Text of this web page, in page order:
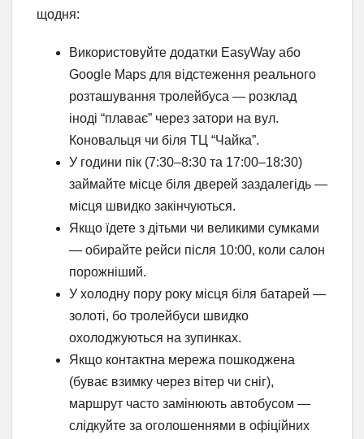
щодня:
Використовуйте додатки EasyWay або
Google Maps для відстеження реального
розташування тролейбуса — розклад
іноді “плаває” через затори на вул.
Коновальця чи біля ТЦ “Чайка”.
У години пік (7:30–8:30 та 17:00–18:30)
займайте місце біля дверей заздалегідь —
місця швидко закінчуються.
Якщо їдете з дітьми чи великими сумками
— обирайте рейси після 10:00, коли салон
порожніший.
У холодну пору року місця біля батарей —
золоті, бо тролейбуси швидко
охолоджуються на зупинках.
Якщо контактна мережа пошкоджена
(буває взимку через вітер чи сніг),
маршрут часто замінюють автобусом —
слідкуйте за оголошеннями в офіційних